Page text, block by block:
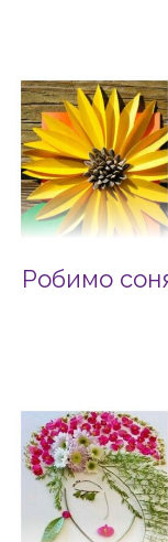
Робимо